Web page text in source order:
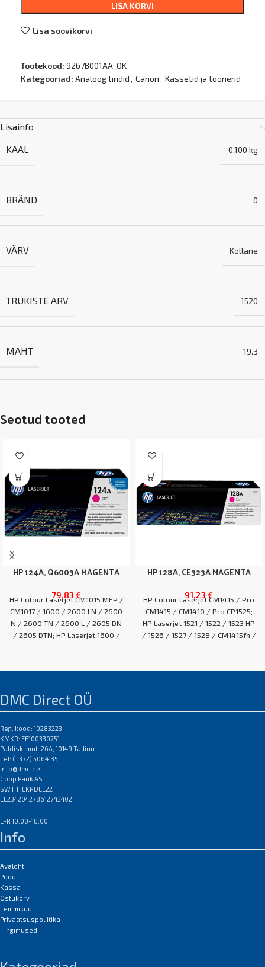
LISA KORVI
Lisa soovikorvi
Tootekood: 9267B001AA_OK
Kategooriad: Analoog tindid, Canon, Kassetid ja toonerid
Lisainfo
KAAL
0,100 kg
BRÄND 0
VÄRV Kollane
TRÜKISTE ARV 1520
MAHT 19.3
Seotud tooted
HP 124A, Q6003A MAGENTA
79,83 €
HP Colour Laserjet CM1015 MFP /
CM1017 / 1600 / 2600 LN / 2600
N / 2600 TN / 2600 L / 2605 DN
/ 2605 DTN; HP Laserjet 1600 /
EAN:0
HP 128A, CE323A MAGENTA
91,23 €
HP Colour Laserjet CM1415 / Pro
CM1415 / CM1410 / Pro CP1525;
HP Laserjet 1521 / 1522 / 1523 HP
/ 1526 / 1527 / 1528 / CM1415fn /
EAN:0
DMC Direct OÜ
Reg. kood: 10283223
KMKR: EE100330751
Paldiski mnt. 26A, 10149 Tallinn
Tel: (+372) 5064135
info@dmc.ee
Coop Pank AS
SWIFT: EKRDEE22
EE234204278612743402
E-R 10:00-18:00
Info
Avaleht
Pood
Kassa
Ostukorv
Lemmikud
Privaatsuspoliitika
Tingimused